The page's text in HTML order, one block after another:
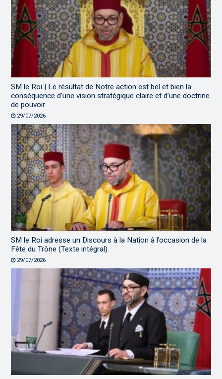
SM le Roi | Le résultat de Notre action est bel et bien la
conséquence d’une vision stratégique claire et d’une doctrine
de pouvoir
29/07/2026
SM le Roi adresse un Discours à la Nation à l’occasion de la
Fête du Trône (Texte intégral)
29/07/2026